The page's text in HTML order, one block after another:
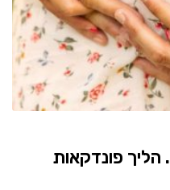
הליך פונדקאות בארץ VS. הליך פונדקאות